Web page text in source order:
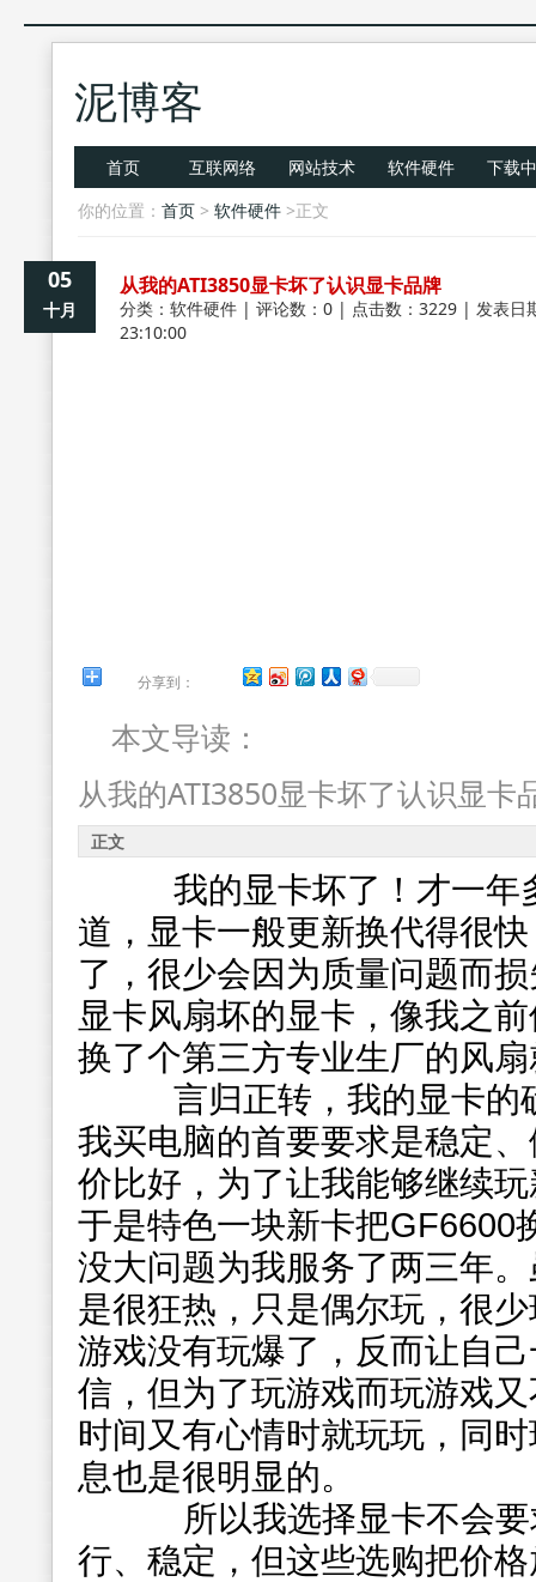
泥博客
首页 互联网络 网站技术 软件硬件
下载
你的位置： 首页 > 软件硬件 >正文
05
十月
从我的ATI3850显卡坏了认识显卡品牌
分类： 软件硬件 | 评论数：0 | 点击数：3229 | 发表日
23:10:00
分享到：
本文导读：
从我的ATI3850显卡坏了认识显卡
正文
我的显卡坏了！才一年
道，显卡一般更新换代得很
了，很少会因为质量问题而
显卡风扇坏的显卡，像我之
换了个第三方专业生厂的风
言归正转，我的显卡的
我买电脑的首要要求是稳定
价比好，为了让我能够继续
于是特色一块新卡把GF6600
没大问题为我服务了两三年
是很狂热，只是偶尔玩，很
游戏没有玩爆了，反而让自
信，但为了玩游戏而玩游戏
时间又有心情时就玩玩，同
息也是很明显的。
所以我选择显卡不会要
行、稳定，但这些选购把价